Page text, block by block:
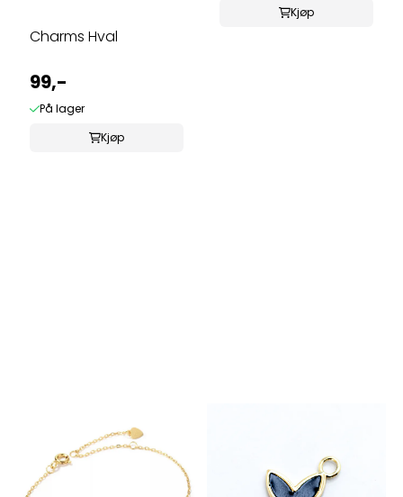
Charms Hval
99,-
På lager
Kjøp
Kjøp